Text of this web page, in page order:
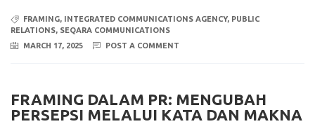
FRAMING, INTEGRATED COMMUNICATIONS AGENCY, PUBLIC
RELATIONS, SEQARA COMMUNICATIONS
MARCH 17, 2025
POST A COMMENT
FRAMING DALAM PR: MENGUBAH
PERSEPSI MELALUI KATA DAN MAKNA